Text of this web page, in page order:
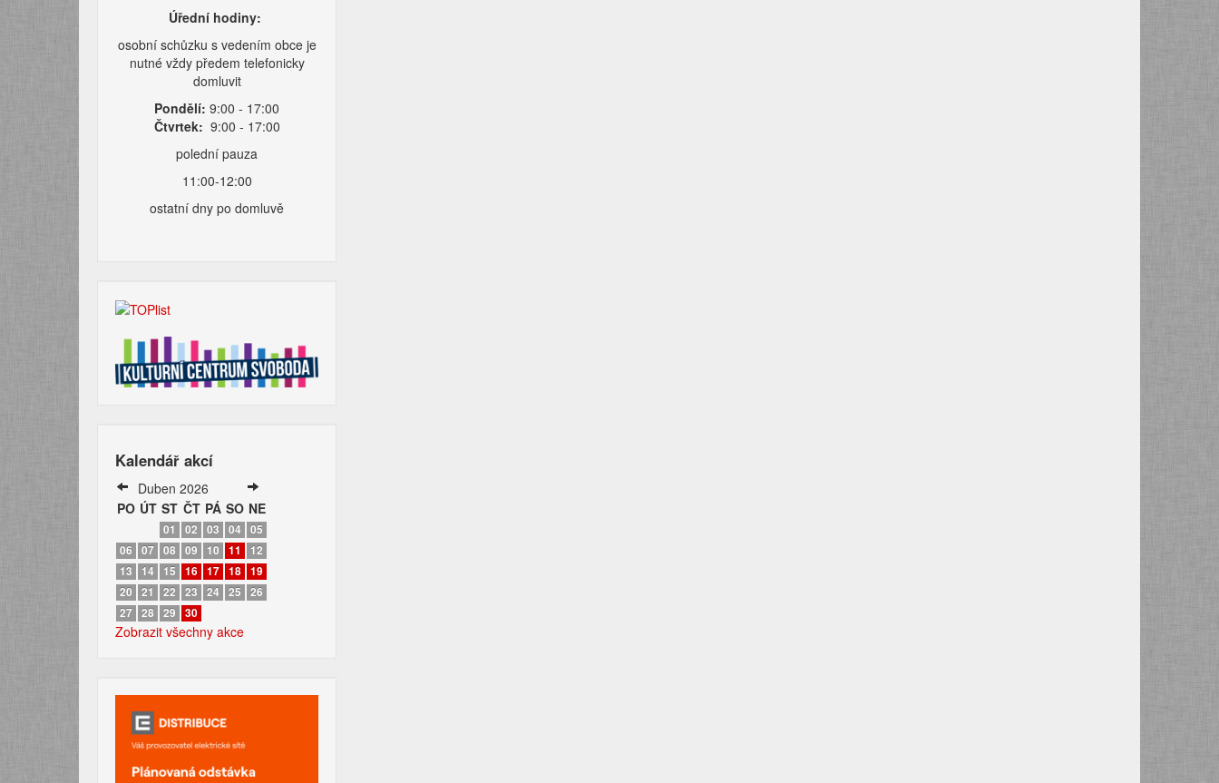
Úřední hodiny:
osobní schůzku s vedením obce je
nutné vždy předem telefonicky
domluvit
Pondělí: 9:00 - 17:00
Čtvrtek: 9:00 - 17:00
polední pauza
11:00-12:00
ostatní dny po domluvě
Kalendář akcí
Duben 2026
PO ÚT ST ČT PÁ SO NE
01 02 03 04
05
06
07 08 09 10 11
12
13
14 15 16 17 18 19
20
21 22 23 24 25
26
27 28 29 30
Zobrazit všechny akce